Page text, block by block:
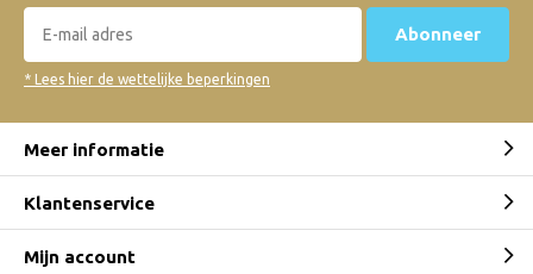
Abonneer
* Lees hier de wettelijke beperkingen
Meer informatie
Klantenservice
Mijn account